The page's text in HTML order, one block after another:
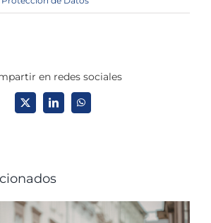
en redes sociales
X LinkedInWhatsApp